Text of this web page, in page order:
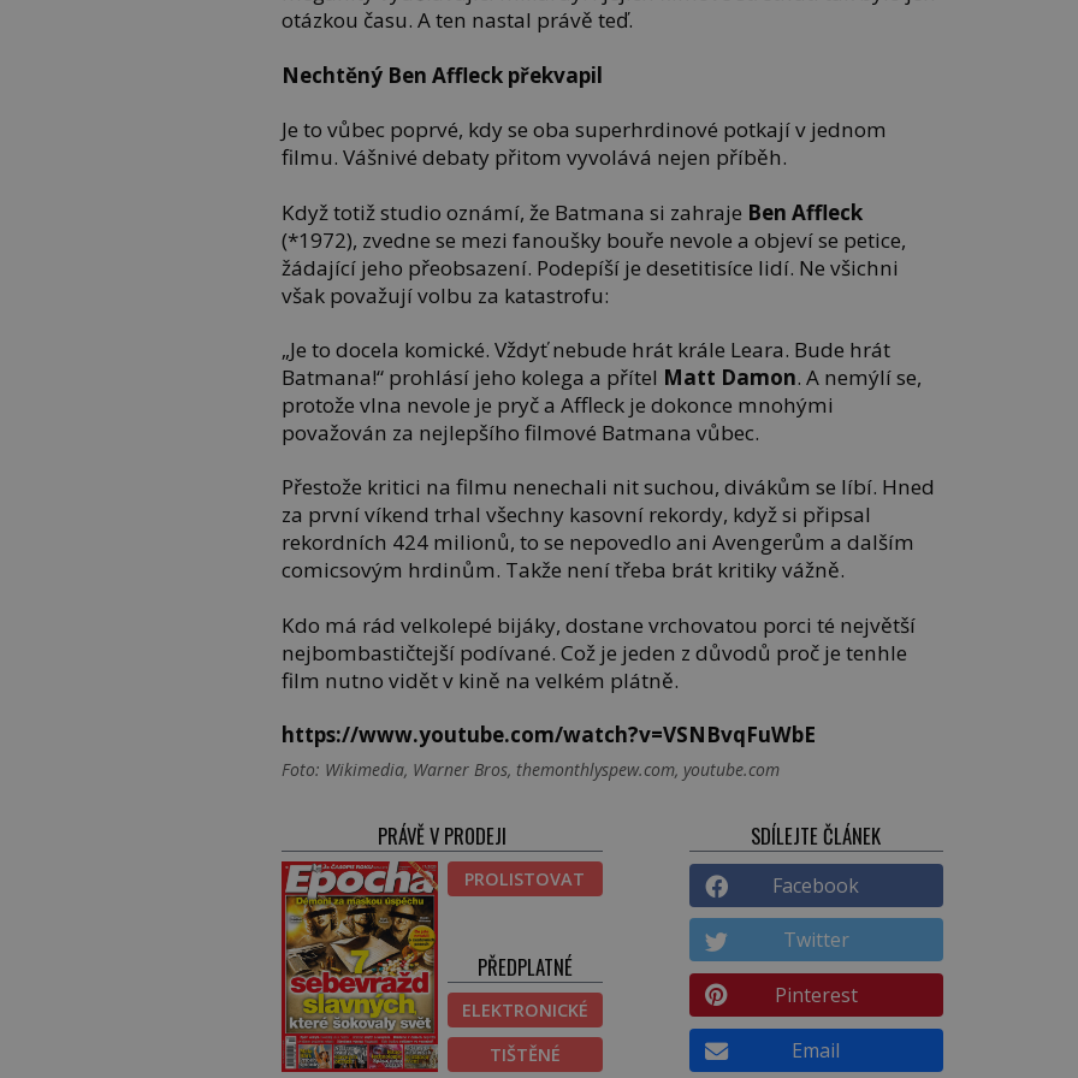
otázkou času. A ten nastal právě teď.
Nechtěný Ben Affleck překvapil
Je to vůbec poprvé, kdy se oba superhrdinové potkají v jednom
filmu. Vášnivé debaty přitom vyvolává nejen příběh.
Když totiž studio oznámí, že Batmana si zahraje Ben Affleck
(*1972), zvedne se mezi fanoušky bouře nevole a objeví se petice,
žádající jeho přeobsazení. Podepíší je desetitisíce lidí. Ne všichni
však považují volbu za katastrofu:
„Je to docela komické. Vždyť nebude hrát krále Leara. Bude hrát
Batmana!“ prohlásí jeho kolega a přítel Matt Damon. A nemýlí se,
protože vlna nevole je pryč a Affleck je dokonce mnohými
považován za nejlepšího filmové Batmana vůbec.
Přestože kritici na filmu nenechali nit suchou, divákům se líbí. Hned
za první víkend trhal všechny kasovní rekordy, když si připsal
rekordních 424 milionů, to se nepovedlo ani Avengerům a dalším
comicsovým hrdinům. Takže není třeba brát kritiky vážně.
Kdo má rád velkolepé bijáky, dostane vrchovatou porci té největší
nejbombastičtejší podívané. Což je jeden z důvodů proč je tenhle
film nutno vidět v kině na velkém plátně.
https://www.youtube.com/watch?v=VSNBvqFuWbE
Foto: Wikimedia, Warner Bros, themonthlyspew.com, youtube.com
PRÁVĚ V PRODEJI
PROLISTOVAT
PŘEDPLATNÉ
ELEKTRONICKÉ
TIŠTĚNÉ
SDÍLEJTE ČLÁNEK
Facebook
Twitter
Pinterest
Email